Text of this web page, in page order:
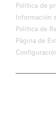
Política de
Información
Política de
Página de